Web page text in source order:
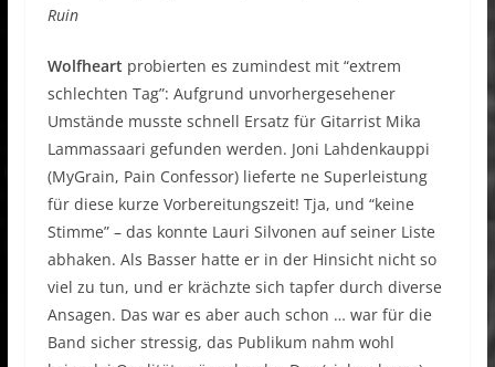
Ruin
Wolfheart probierten es zumindest mit “extrem
schlechten Tag”: Aufgrund unvorhergesehener
Umstände musste schnell Ersatz für Gitarrist Mika
Lammassaari gefunden werden. Joni Lahdenkauppi
(MyGrain, Pain Confessor) lieferte ne Superleistung
für diese kurze Vorbereitungszeit! Tja, und “keine
Stimme” – das konnte Lauri Silvonen auf seiner Liste
abhaken. Als Basser hatte er in der Hinsicht nicht so
viel zu tun, und er krächzte sich tapfer durch diverse
Ansagen. Das war es aber auch schon … war für die
Band sicher stressig, das Publikum nahm wohl